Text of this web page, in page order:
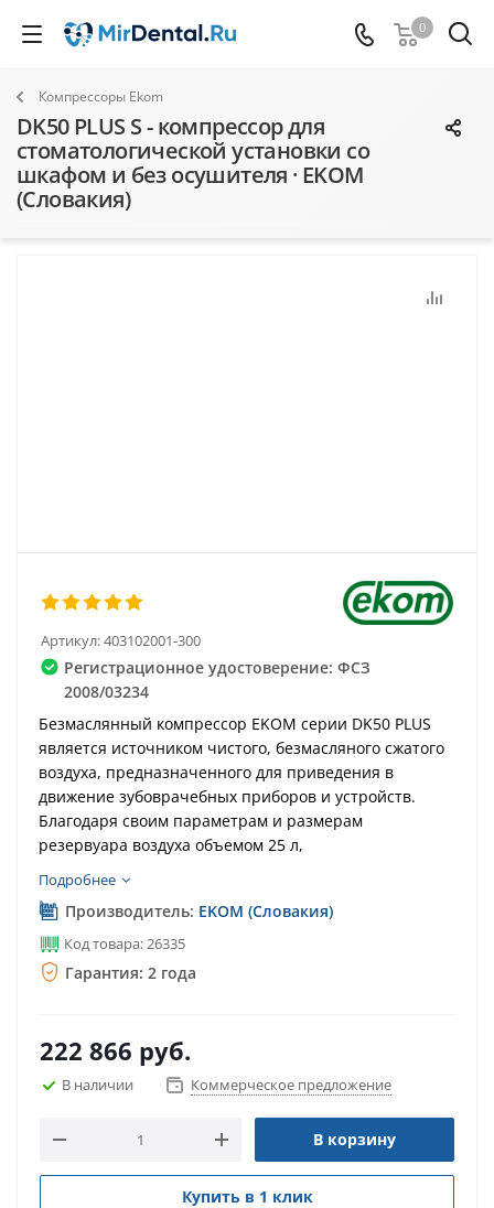
0
Компрессоры Ekom
DK50 PLUS S - компрессор для
стоматологической установки со
шкафом и без осушителя · EKOM
(Словакия)
Артикул:403102001-300
Регистрационное удостоверение: ФСЗ
2008/03234
Безмаслянный компрессор EKOM серии DK50 PLUS
является источником чистого, безмасляного сжатого
воздуха, предназначенного для приведения в
движение зубоврачебных приборов и устройств.
Благодаря своим параметрам и размерам
резервуара воздуха объемом 25 л,
Подробнее
Производитель: EKOM (Словакия)
Код товара: 26335
Гарантия: 2 года
222 866 руб.
В наличии Коммерческое предложение
В корзину
Купить в 1 клик